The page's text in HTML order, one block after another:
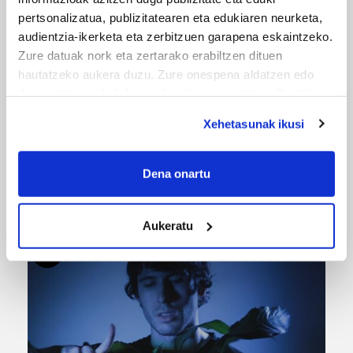
pertsonalizatua, publizitatearen eta edukiaren neurketa,
audientzia-ikerketa eta zerbitzuen garapena eskaintzeko.
Zure datuak nork eta zertarako erabiltzen dituen
hautatzeko aukera duzu. Zure onespena aldatzen edo
If you allow, we would also like to:
Collect information about your geographical
meters
Identify your device by actively scanning it for
specific characteristics (fingerprinting)
Find out more about how your personal data is processed
and set your preferences in thedetails section
Guk eta gure bazkideek zure datu pertsonalak
prozesatzen ditugu, zure IP zenbakia, besteak beste,
Xehetasunak ikusi
Dena onartu
Aukeratu
Urbiako zelaiak erromeria leku